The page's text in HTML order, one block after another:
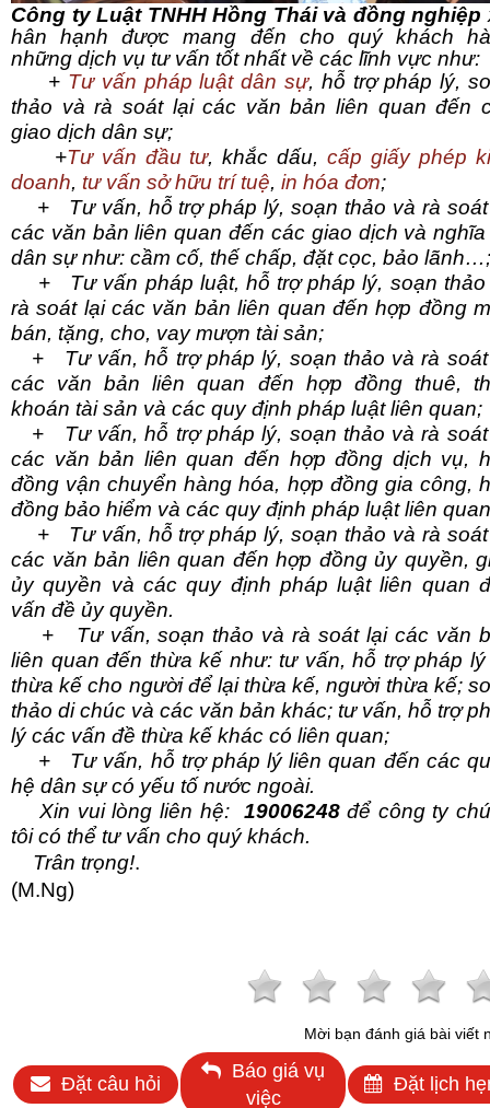
Công ty Luật TNHH Hồng Thái và đồng nghiệp
hân hạnh được mang đến cho quý khách
những dịch vụ tư vấn tốt nhất về các lĩnh vực như:
+ Tư vấn pháp luật dân sự, hỗ trợ pháp lý,
thảo và rà soát lại các văn bản liên quan đến
giao dịch dân sự;
+Tư vấn đầu tư, khắc dấu,cấp giấy phép
doanh, tư vấn sở hữu trí tuệ, in hóa đơn;
+ Tư vấn, hỗ trợ pháp lý, soạn thảo và rà
các văn bản liên quan đến các giao dịch và
dân sự như: cầm cố, thế chấp, đặt cọc, bảo lãnh…;
+ Tư vấn pháp luật, hỗ trợ pháp lý, soạn thảo
rà soát lại các văn bản liên quan đến hợp đồng
bán, tặng, cho, vay mượn tài sản;
+ Tư vấn, hỗ trợ pháp lý, soạn thảo và rà
các văn bản liên quan đến hợp đồng thuê,
khoán tài sản và các quy định pháp luật liên quan;
+ Tư vấn, hỗ trợ pháp lý, soạn thảo và rà
các văn bản liên quan đến hợp đồng dịch vụ,
đồng vận chuyển hàng hóa, hợp đồng gia công,
đồng bảo hiểm và các quy định pháp luật liên
+ Tư vấn, hỗ trợ pháp lý, soạn thảo và rà
các văn bản liên quan đến hợp đồng ủy quyền,
ủy quyền và các quy định pháp luật liên quan
vấn đề ủy quyền.
+ Tư vấn, soạn thảo và rà soát lại các văn
liên quan đến thừa kế như: tư vấn, hỗ trợ pháp
thừa kế cho người để lại thừa kế, người thừa kế;
thảo di chúc và các văn bản khác; tư vấn, hỗ trợ
lý các vấn đề thừa kế khác có liên quan;
+ Tư vấn, hỗ trợ pháp lý liên quan đến các
hệ dân sự có yếu tố nước ngoài.
Xin vui lòng liên hệ:19006248để công ty
tôi có thể tư vấn cho quý khách.
Trân trọng!.
(M.Ng)
Mời bạn đánh giá bài viết
Đặt câu hỏi
Báo giá vụ
việc
Đặt lịch